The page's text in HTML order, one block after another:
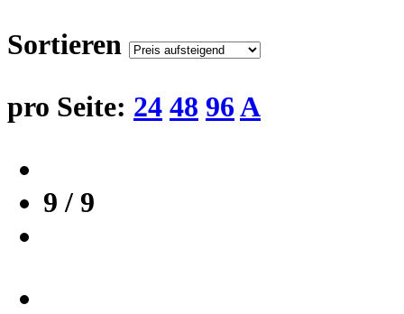
Sortieren
pro Seite: 24 48 96A
9 / 9